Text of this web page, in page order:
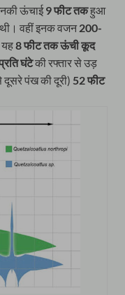
ऊंचाई9 फीट तकहुआ
वहीं इनक वजन200-
8 फीट तक ऊंची कूद
घंटेकी रफ्तार से उड़
पंख की दूरी) 52 फीट